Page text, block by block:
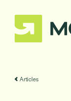
Articles